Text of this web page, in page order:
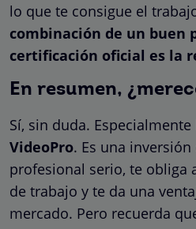
lo que te consigue el
combinación de un buen
certificación oficial es la
En resumen,
Sí, sin duda.
VideoPro. Es una
profesional serio, te obliga
de trabajo y te da una
mercado. Pero recuerda